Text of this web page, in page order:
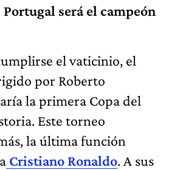
Portugal será el campeón
el vaticinio, el
por Roberto
la primera Copa del
Este torneo
la última función
Cristiano Ronaldo. A sus